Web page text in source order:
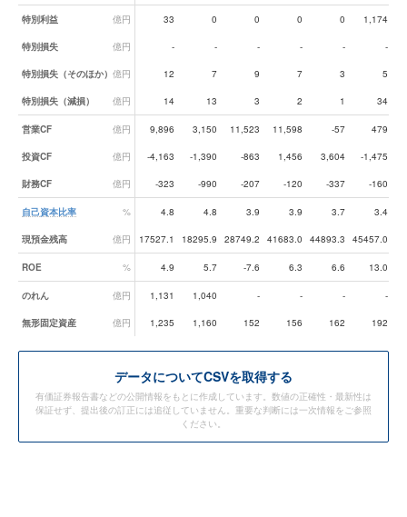
特別利益 億円 33 0 0 0 0 1,174
特別損失 億円 - - - - - -
特別損失（そのほか） 億円 12 7 9 7 3 5
特別損失（減損） 億円 14 13 3 2 1 34
営業CF 億円 9,896 3,150 11,523 11,598 -57 479
投資CF 億円 -4,163 -1,390 -863 1,456 3,604 -1,475
財務CF 億円 -323 -990 -207 -120 -337 -160
自己資本比率 % 4.8 4.8 3.9 3.9 3.7 3.4
現預金残高 億円 17527.1 18295.9 28749.2 41683.0 44893.3 45457.0
ROE % 4.9 5.7 -7.6 6.3 6.6 13.0
のれん 億円 1,131 1,040 - - - -
無形固定資産 億円 1,235 1,160 152 156 162 192
データについてCSVを取得する
有価証券報告書などの公開情報をもとに作成しています。数値の正確性・最新性は
保証せず、提出後の訂正には追従していません。重要な判断には一次情報をご参照
ください。